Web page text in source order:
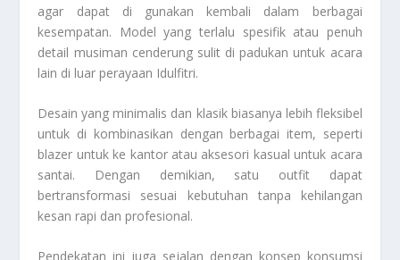
agar dapat di gunakan kembali dalam berbagai
kesempatan. Model yang terlalu spesifik atau penuh
detail musiman cenderung sulit di padukan untuk acara
lain di luar perayaan Idulfitri.
Desain yang minimalis dan klasik biasanya lebih fleksibel
untuk di kombinasikan dengan berbagai item, seperti
blazer untuk ke kantor atau aksesori kasual untuk acara
santai. Dengan demikian, satu outfit dapat
bertransformasi sesuai kebutuhan tanpa kehilangan
kesan rapi dan profesional.
Pendekatan ini juga sejalan dengan konsep konsumsi